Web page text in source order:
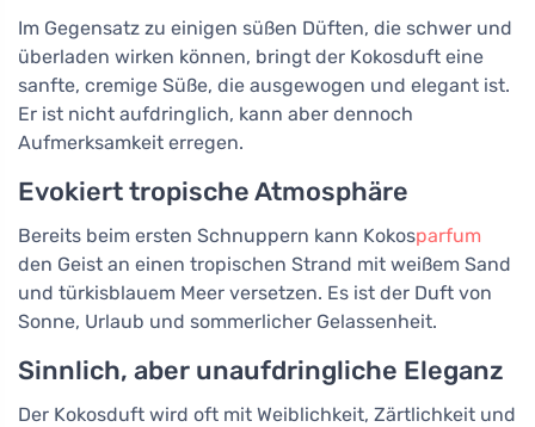
Im Gegensatz zu einigen süßen Düften, die schwer und
überladen wirken können, bringt der Kokosduft eine
sanfte, cremige Süße, die ausgewogen und elegant ist.
Er ist nicht aufdringlich, kann aber dennoch
Aufmerksamkeit erregen.
Evokiert tropische Atmosphäre
Bereits beim ersten Schnuppern kann Kokosparfum
den Geist an einen tropischen Strand mit weißem Sand
und türkisblauem Meer versetzen. Es ist der Duft von
Sonne, Urlaub und sommerlicher Gelassenheit.
Sinnlich, aber unaufdringliche Eleganz
Der Kokosduft wird oft mit Weiblichkeit, Zärtlichkeit und